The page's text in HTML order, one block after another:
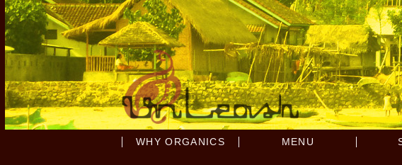
WHY ORGANICS MENU